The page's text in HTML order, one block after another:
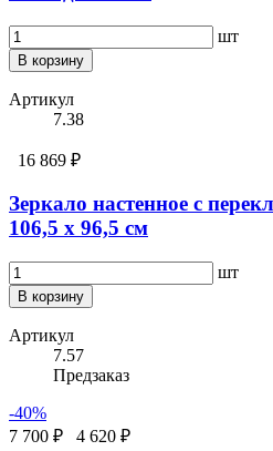
шт
В корзину
Артикул
7.38
16 869 ₽
Зеркало настенное с
106,5 х 96,5 см
шт
В корзину
Артикул
7.57
Предзаказ
-40%
7 700 ₽
4 620 ₽